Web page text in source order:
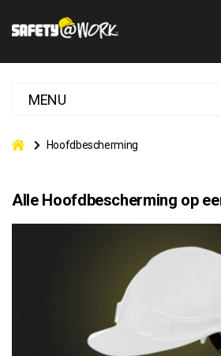
MENU
Hoofdbescherming
Alle Hoofdbescherming op